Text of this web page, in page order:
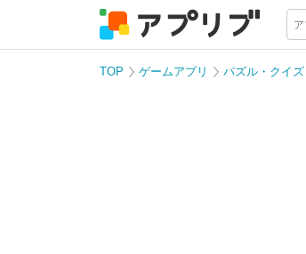
TOP ゲームアプリ パズル・クイ